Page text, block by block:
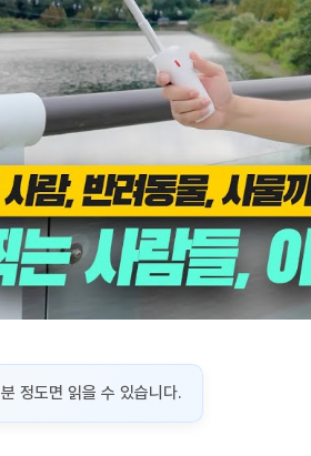
분 정도면 읽을 수 있습니다.